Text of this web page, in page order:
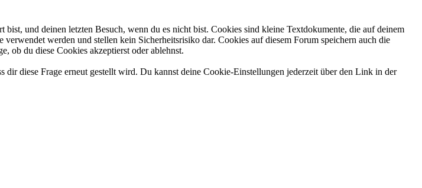
und deinen letzten Besuch, wenn du es nicht bist. Cookies sind kleine Textdokumente, die auf deinem
werden und stellen kein Sicherheitsrisiko dar. Cookies auf diesem Forum speichern auch die
ob du diese Cookies akzeptierst oder ablehnst.
diese Frage erneut gestellt wird. Du kannst deine Cookie-Einstellungen jederzeit über den Link in der